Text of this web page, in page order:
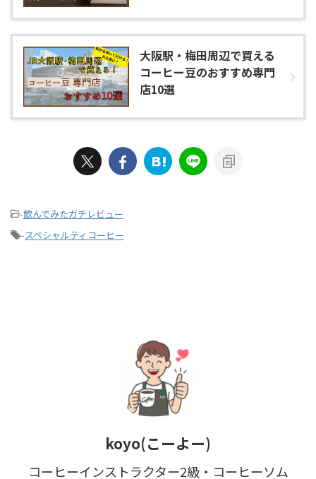
大阪駅・梅田周辺で買える
コーヒー豆のおすすめ専門
店10選
-飲んでみたガチレビュー
-スペシャルティコーヒー
koyo(こーよー)
コーヒーインストラクター2級・コーヒーソム